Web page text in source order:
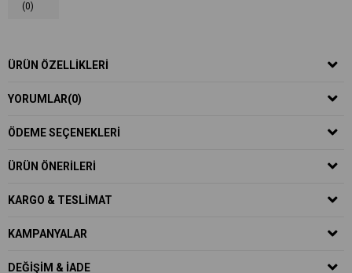
(0)
ÜRÜN ÖZELLIKLERI
YORUMLAR(0)
ÖDEME SEÇENEKLERI
ÜRÜN ÖNERILERI
KARGO & TESLIMAT
KAMPANYALAR
DEĞIŞIM & İADE